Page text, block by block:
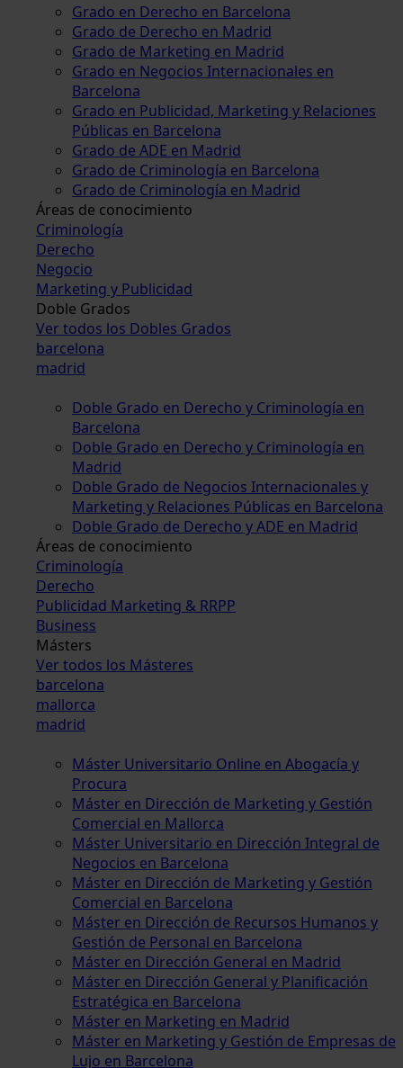
Grado en Derecho en Barcelona
Grado de Derecho en Madrid
Grado de Marketing en Madrid
Grado en Negocios Internacionales en
Barcelona
Grado en Publicidad, Marketing y Relaciones
Públicas en Barcelona
Grado de ADE en Madrid
Grado de Criminología en Barcelona
Grado de Criminología en Madrid
Áreas de conocimiento
Criminología
Derecho
Negocio
Marketing y Publicidad
Doble Grados
Ver todos los Dobles Grados
barcelona
madrid
Doble Grado en Derecho y Criminología en
Barcelona
Doble Grado en Derecho y Criminología en
Madrid
Doble Grado de Negocios Internacionales y
Marketing y Relaciones Públicas en Barcelona
Doble Grado de Derecho y ADE en Madrid
Áreas de conocimiento
Criminología
Derecho
Publicidad Marketing & RRPP
Business
Másters
Ver todos los Másteres
barcelona
mallorca
madrid
Máster Universitario Online en Abogacía y
Procura
Máster en Dirección de Marketing y Gestión
Comercial en Mallorca
Máster Universitario en Dirección Integral de
Negocios en Barcelona
Máster en Dirección de Marketing y Gestión
Comercial en Barcelona
Máster en Dirección de Recursos Humanos y
Gestión de Personal en Barcelona
Máster en Dirección General en Madrid
Máster en Dirección General y Planificación
Estratégica en Barcelona
Máster en Marketing en Madrid
Máster en Marketing y Gestión de Empresas de
Lujo en Barcelona